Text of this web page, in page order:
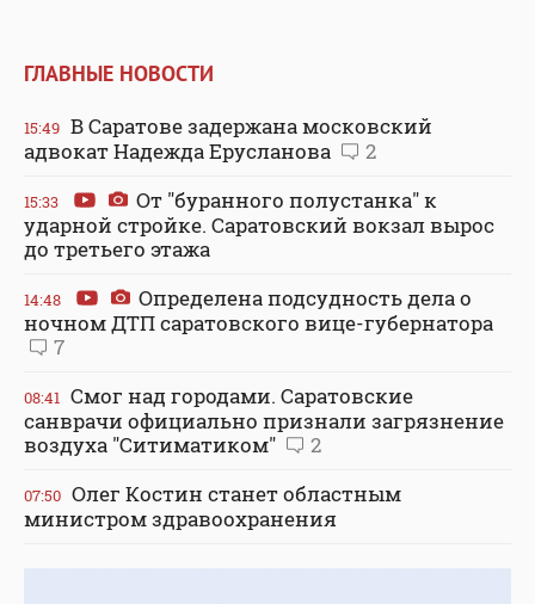
ГЛАВНЫЕ НОВОСТИ
15:49 В Саратове задержана московский
адвокат Надежда Ерусланова
2
15:33
От "буранного полустанка" к
ударной стройке. Саратовский вокзал вырос
до третьего этажа
14:48
Определена подсудность дела о
ночном ДТП саратовского вице-губернатора
7
08:41 Смог над городами. Саратовские
санврачи официально признали загрязнение
воздуха "Ситиматиком"
2
07:50 Олег Костин станет областным
министром здравоохранения